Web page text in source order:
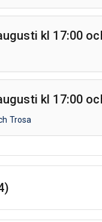
kl 17:00
kl 17:00
Trosa
)